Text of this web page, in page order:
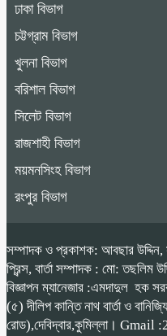
ঢাকা বিভাগ
চট্টগ্রাম বিভাগ
খুলনা বিভাগ
বরিশাল বিভাগ
সিলেট বিভাগ
রাজশাহী বিভাগ
ময়মনসিংহ বিভাগ
রংপুর বিভাগ
সম্পাদক ও প্রকাশক: আবছার উদ্দিন,
প্রিন্স, বার্তা সম্পাদক : মো: তছলিম
বিজ্ঞাপন ম্যানেজার :এমদাদুল হক
(৫) দীলিপ কান্তি নাথ বার্তা ও
রোড),দেবিদ্বার,কুমিল্লা।